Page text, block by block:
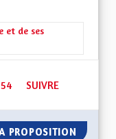
et de ses
54 54 ABONNÉS
SUIVRE
PROPOSITION POUR